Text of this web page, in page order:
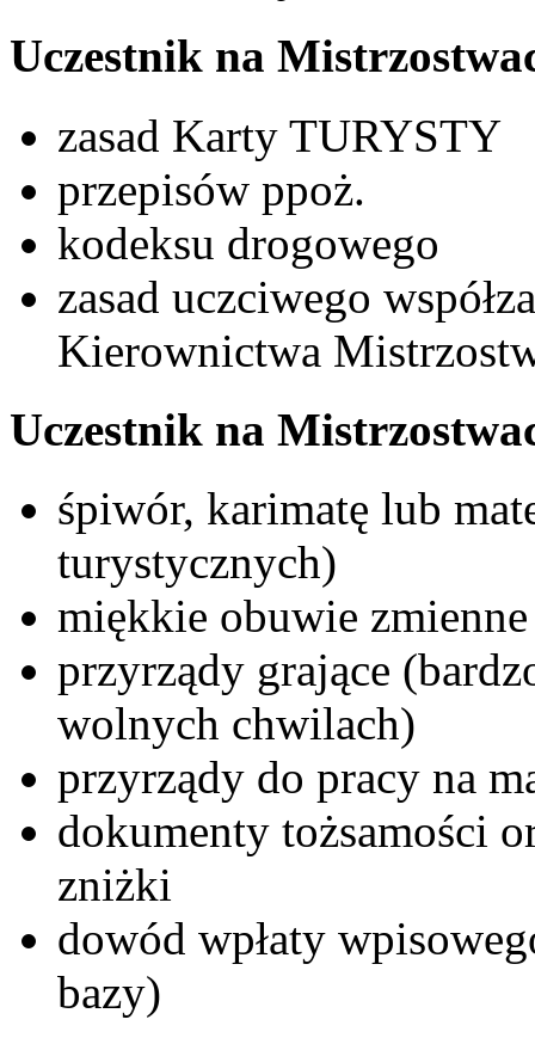
Uczestnik na
zasad Karty TURYSTY
przepisów ppoż.
kodeksu drogowego
zasad uczciwego
Kierownictwa
Uczestnik na
śpiwór, karimatę lub
turystycznych)
miękkie obuwie zmienne
przyrządy grające
wolnych chwilach)
przyrządy do pracy na
dokumenty tożsamości
zniżki
dowód wpłaty
bazy)